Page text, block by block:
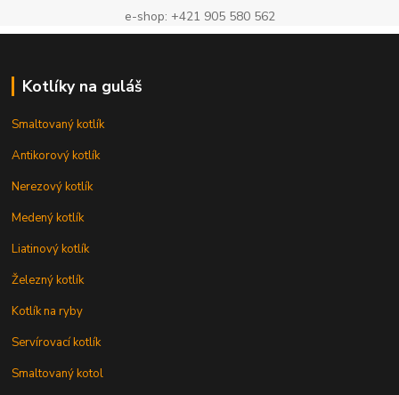
e-shop: +421 905 580 562
Kotlíky na guláš
Smaltovaný kotlík
Antikorový kotlík
Nerezový kotlík
Medený kotlík
Liatinový kotlík
Železný kotlík
Kotlík na ryby
Servírovací kotlík
Smaltovaný kotol